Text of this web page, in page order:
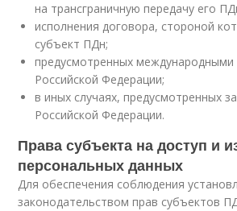
на трансграничную передачу его
исполнения договора, стороной
субъект ПДн;
предусмотренных международными
Российской Федерации;
в иных случаях, предусмотренных
Российской Федерации.
Права субъекта на доступ и
персональных данных
Для обеспечения соблюдения
законодательством прав субъектов